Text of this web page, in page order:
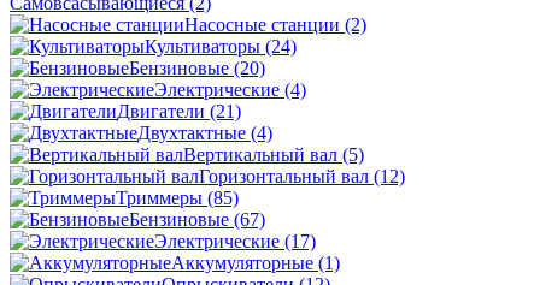
Насосные станции (2)
Культиваторы (24)
Бензиновые (20)
Электрические (4)
Двигатели (21)
Двухтактные (4)
Вертикальный вал (5)
Горизонтальный вал (12)
Триммеры (85)
Бензиновые (67)
Электрические (17)
Аккумуляторные (1)